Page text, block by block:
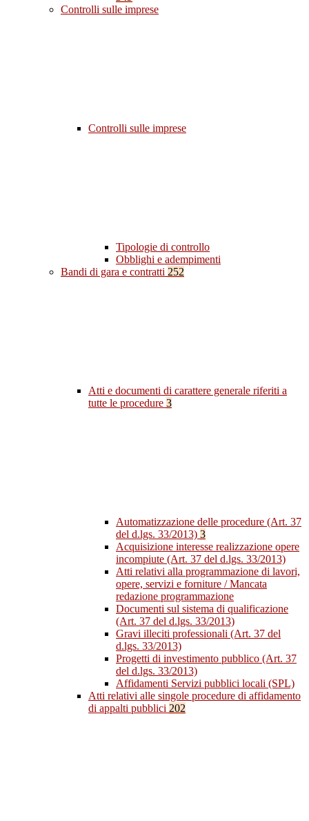
Controlli sulle imprese
Controlli sulle imprese
Tipologie di controllo
Obblighi e adempimenti
Bandi di gara e contratti 252
Atti e documenti di carattere generale riferiti a
tutte le procedure 3
Automatizzazione delle procedure (Art. 37
del d.lgs. 33/2013) 3
Acquisizione interesse realizzazione opere
incompiute (Art. 37 del d.lgs. 33/2013)
Atti relativi alla programmazione di lavori,
opere, servizi e forniture / Mancata
redazione programmazione
Documenti sul sistema di qualificazione
(Art. 37 del d.lgs. 33/2013)
Gravi illeciti professionali (Art. 37 del
d.lgs. 33/2013)
Progetti di investimento pubblico (Art. 37
del d.lgs. 33/2013)
Affidamenti Servizi pubblici locali (SPL)
Atti relativi alle singole procedure di affidamento
di appalti pubblici 202